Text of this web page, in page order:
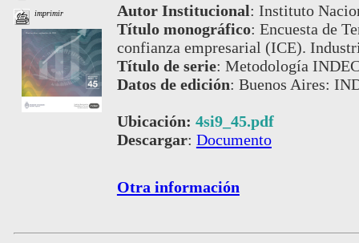
imprimir Autor Institucional: Instituto
Título monográfico: Encuesta de
confianza empresarial (ICE).
Título de serie: Metodología
Datos de edición: Buenos Aires:
Ubicación: 4si9_45.pdf
Descargar: Documento
Otra información